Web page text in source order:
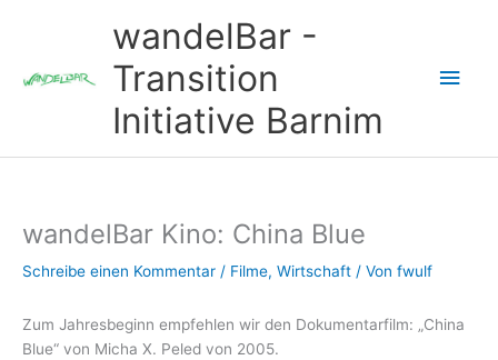
wandelBar -
Transition
Initiative Barnim
wandelBar Kino: China Blue
Schreibe einen Kommentar / Filme, Wirtschaft / Von fwulf
Zum Jahresbeginn empfehlen wir den Dokumentarfilm: „China
Blue“ von Micha X. Peled von 2005.